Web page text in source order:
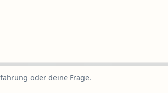
oder deine Frage.